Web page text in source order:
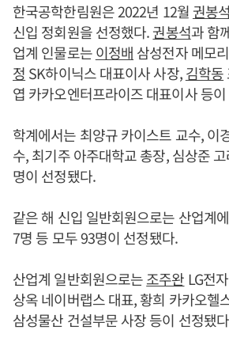
한국공학한림원은 2022년 12월 권봉석
신입 정회원을 선정했다.권봉석과 함
업계 인물로는이정배 삼성전자 메모
정 SK하이닉스 대표이사 사장,김학동
엽 카카오엔터프라이즈 대표이사 등
학계에서는 최양규 카이스트 교수, 이
수, 최기주 아주대학교 총장, 심상준
명이 선정됐다.
같은 해 신입 일반회원으로는 산업계
7명 등 모두 93명이 선정됐다.
산업계 일반회원으로는조주완 LG전
상옥 네이버랩스 대표, 황희 카카오헬
삼성물산 건설부문 사장 등이 선정됐